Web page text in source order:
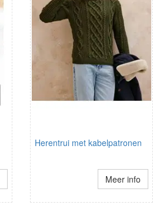
Herentrui met kabelpatronen
Meer info